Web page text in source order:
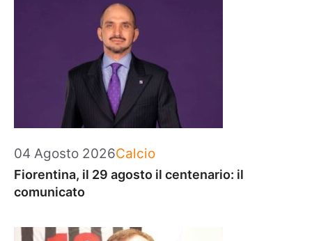
04 Agosto 2026Categorie
Calcio
Fiorentina, il 29 agosto il centenario: il
comunicato